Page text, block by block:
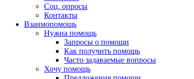
Соц. опросы
Контакты
Взаимопомощь
Нужна помощь
Запросы о помощи
Как получить помощь
Часто задаваемые вопросы
Хочу помощь